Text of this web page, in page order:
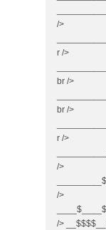
/>
r />
br />
br />
r />
/>
/>
/>